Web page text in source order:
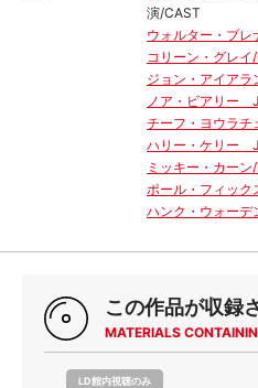
演/CAST
ウォルター・ブ
コリーン・グレ
ジョン・アイア
ノア・ビアリー
チーフ・ヨウラ
ハリー・ケリー
ミッキー・カー
ポール・フィック
ハンク・ウォーデ
この作品が収録
MATERIALS
LD館内視聴のみ